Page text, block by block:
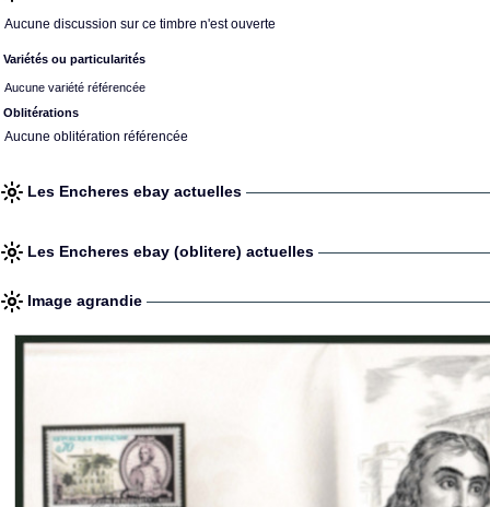
Aucune discussion sur ce timbre n'est ouverte
Variétés ou particularités
Aucune variété référencée
Oblitérations
Aucune oblitération référencée
Les Encheres ebay actuelles
Les Encheres ebay (oblitere) actuelles
Image agrandie